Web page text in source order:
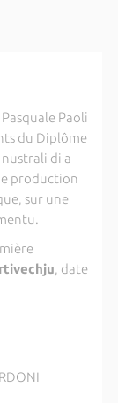
Paoli
du Diplôme
nustrali di a
production
sur une
, date